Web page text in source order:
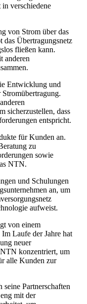
verschiedene
von Strom über das
das Übertragungsnetz
fließen kann.
anderen
Entwicklung und
sicherzustellen, dass
entspricht.
für Kunden an.
zu
sowie
NTN.
und Schulungen
an, um
aufweist.
von einem
Laufe der Jahre hat
neuer
konzentriert, um
alle Kunden zur
seine Partnerschaften
mit der